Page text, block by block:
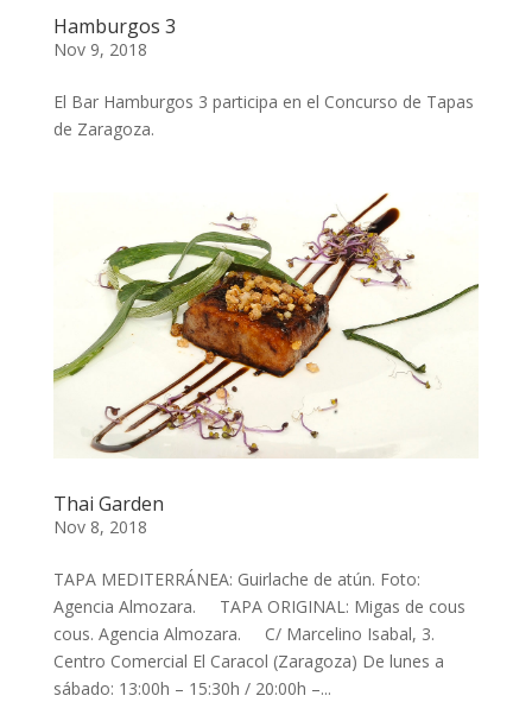
Hamburgos 3
Nov 9, 2018
El Bar Hamburgos 3 participa en el Concurso de Tapas
de Zaragoza.
Thai Garden
Nov 8, 2018
TAPA MEDITERRÁNEA: Guirlache de atún. Foto:
Agencia Almozara. TAPA ORIGINAL: Migas de cous
cous. Agencia Almozara. C/ Marcelino Isabal, 3.
Centro Comercial El Caracol (Zaragoza) De lunes a
sábado: 13:00h – 15:30h / 20:00h –...